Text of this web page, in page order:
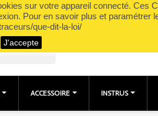
sur votre appareil connecté. Ces
Pour en savoir plus et
que-dit-la-loi/
J'accepte
ACCESSOIRE INSTRUS